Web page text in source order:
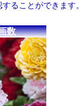
ることができます。
数